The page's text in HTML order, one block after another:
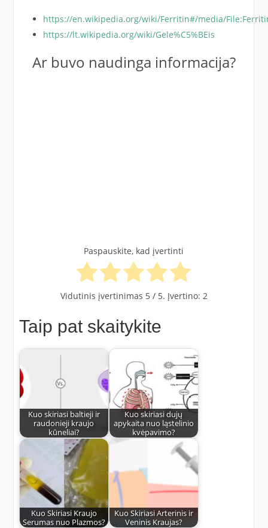
https://en.wikipedia.org/wiki/Ferritin#/media/
https://lt.wikipedia.org/wiki/Gele%C5%BEis
Ar buvo naudinga informacija?
Paspauskite, kad įvertinti
Vidutinis įvertinimas 5/ 5. Įvertino: 2
Taip pat skaitykite
Kuo skiriasi baltieji ir
raudonieji kraujo
kūneliai?
Kuo skiriasi dujų
apykaita nuo ląstelinio
kvėpavimo?
Kuo Skiriasi Kraujo
Serumas nuo Plazmos?
Kuo Skiriasi Arterinis ir
Veninis Kraujas?